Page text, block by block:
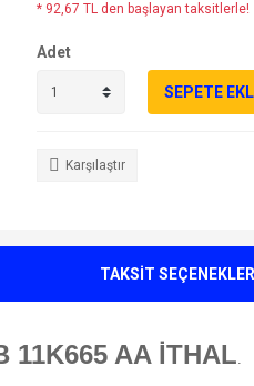
* 92,67 TL den başlayan taksitlerle!
Adet
SEPETE
Karşılaştır
TAKSİT
11K665 AA İTHAL.